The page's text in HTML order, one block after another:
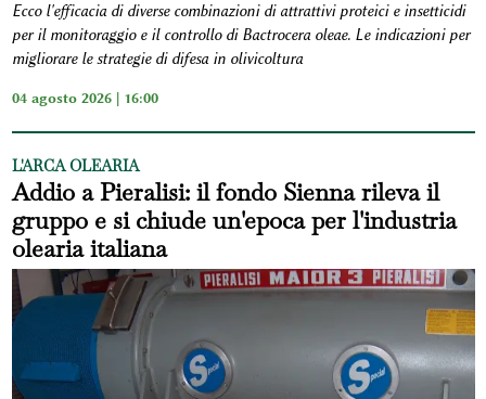
Ecco l'efficacia di diverse combinazioni di attrattivi proteici e insetticidi
per il monitoraggio e il controllo di Bactrocera oleae. Le indicazioni per
migliorare le strategie di difesa in olivicoltura
04 agosto 2026 | 16:00
L'ARCA OLEARIA
Addio a Pieralisi: il fondo Sienna rileva il
gruppo e si chiude un'epoca per l'industria
olearia italiana